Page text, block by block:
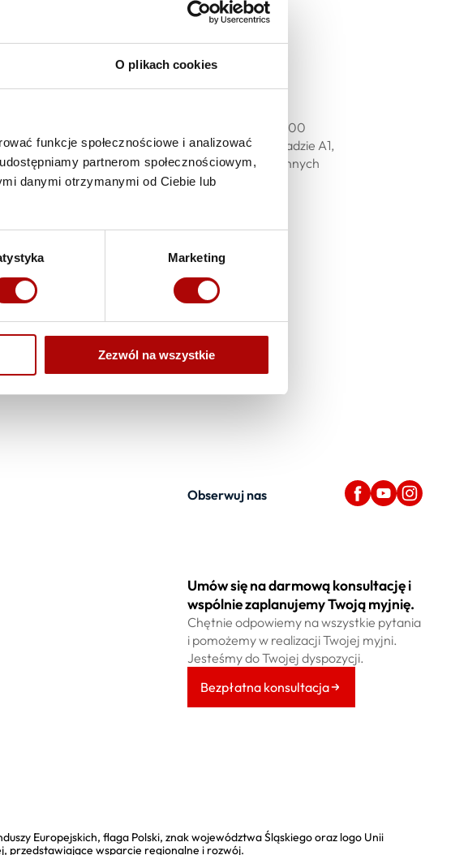
O plikach cookies
funkcje społecznościowe i analizować
partnerom społecznościowym,
danymi otrzymanymi od Ciebie lub
Marketing
Zezwól na wszystkie
Czerwionka‑Leszczyny to miasto liczące blisko 27 700
mieszkańców ,położone strategicznie przy autostradzie A1,
stanowiące przewagę jako lokalna baza dla codziennych
usług.
Obserwuj nas
Umów się na darmową konsultację i
wspólnie zaplanujemy Twoją myjnię.
Chętnie odpowiemy na wszystkie pytania
i pomożemy w realizacji Twojej myjni.
Jesteśmy do Twojej dyspozycji.
Bezpłatna konsultacja